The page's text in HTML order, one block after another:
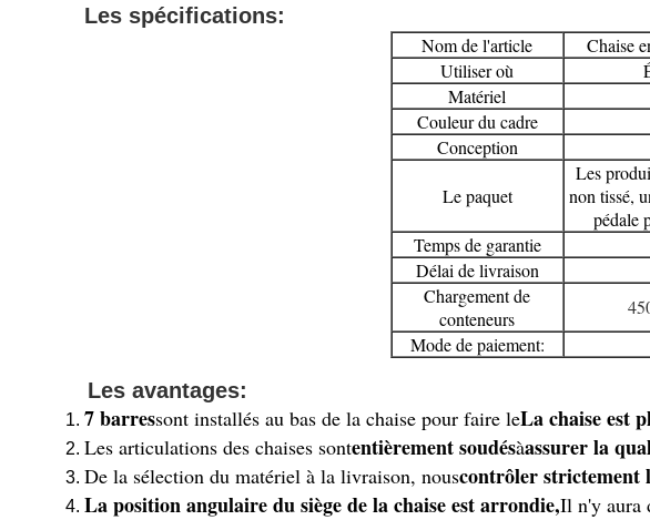
Les spécifications:
Nom de l'article
Chaise
Utiliser où
Matériel
Couleur du cadre
Conception
Le paquet
Les
non tissé,
pédale
Temps de garantie
Délai de livraison
Chargement de
conteneurs
Mode de paiement:
Les avantages:
7 barressont installés au bas de la chaise pour faire leLa chaise est
Les articulations des chaises sontentièrement soudésàassurer la
De la sélection du matériel à la livraison, nouscontrôler strictement
La position angulaire du siège de la chaise est arrondie,Il n'y aura